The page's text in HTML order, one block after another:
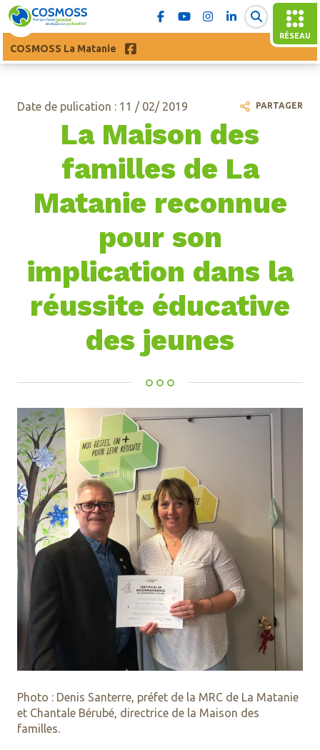
RÉSEAU
COSMOSS La Matanie
Date de pulication : 11 / 02/ 2019
La Maison des
familles de La
Matanie reconnue
pour son
implication dans la
réussite éducative
des jeunes
Photo : Denis Santerre, préfet de la MRC de La Matanie
et Chantale Bérubé, directrice de la Maison des
familles.
PARTAGER